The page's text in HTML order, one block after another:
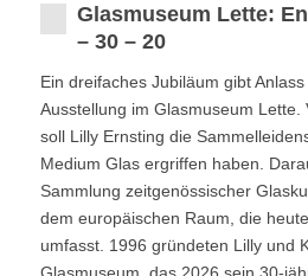
Glasmuseum Lette:
– 30 – 20
Ein dreifaches Jubiläum gibt
Ausstellung im Glasmuseum Lette.
soll Lilly Ernsting die
Medium Glas ergriffen haben.
Sammlung zeitgenössischer
dem europäischen Raum, die
umfasst. 1996 gründeten Lilly und